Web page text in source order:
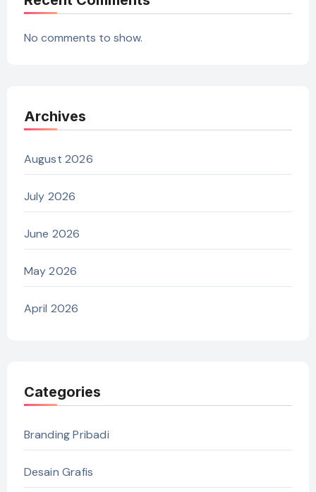
No comments to show.
Archives
August 2026
July 2026
June 2026
May 2026
April 2026
Categories
Branding Pribadi
Desain Grafis